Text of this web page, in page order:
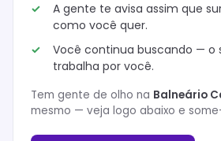
A gente te avisa assim que
como você quer.
Você continua buscando — o
trabalha por você.
Tem gente de olho na Balneário
mesmo — veja logo abaixo e